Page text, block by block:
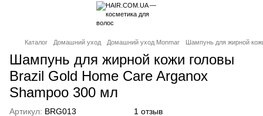
Каталог Домашний уход Домашний уход Monmar Шампунь для жирной
Шампунь для жирной кожи головы
Brazil Gold Home Care Arganox
Shampoo 300 мл
Артикул: BRG013 1 отзыв